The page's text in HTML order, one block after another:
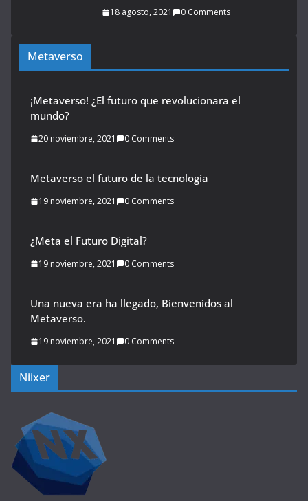
18 agosto, 2021 0 Comments
Metaverso
¡Metaverso! ¿El futuro que revolucionara el
mundo?
20 noviembre, 2021 0 Comments
Metaverso el futuro de la tecnología
19 noviembre, 2021 0 Comments
¿Meta el Futuro Digital?
19 noviembre, 2021 0 Comments
Una nueva era ha llegado, Bienvenidos al
Metaverso.
19 noviembre, 2021 0 Comments
Niixer